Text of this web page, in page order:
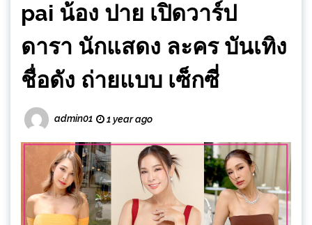
pai น้อง ปาย เปิดวาร์ป
ดารา นักแสดง ละคร บันเทิง
ชื่อดัง ถ่ายแบบ เซ็กซี่
admin01 1 year ago